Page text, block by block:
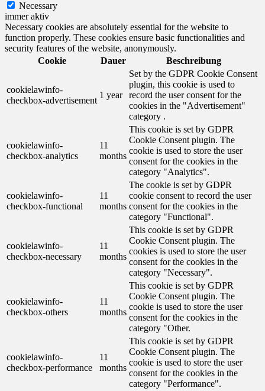
Necessary
immer aktiv
Necessary cookies are absolutely essential for the website to
function properly. These cookies ensure basic functionalities and
security features of the website, anonymously.
Cookie
Dauer Beschreibung
cookielawinfo-
checkbox-advertisement
1 year
Set by the GDPR Cookie Consent
plugin, this cookie is used to
record the user consent for the
cookies in the "Advertisement"
category .
cookielawinfo-
checkbox-analytics
11
months
This cookie is set by GDPR
Cookie Consent plugin. The
cookie is used to store the user
consent for the cookies in the
category "Analytics".
cookielawinfo-
checkbox-functional
11
months
The cookie is set by GDPR
cookie consent to record the user
consent for the cookies in the
category "Functional".
cookielawinfo-
checkbox-necessary
11
months
This cookie is set by GDPR
Cookie Consent plugin. The
cookies is used to store the user
consent for the cookies in the
category "Necessary".
cookielawinfo-
checkbox-others
11
months
This cookie is set by GDPR
Cookie Consent plugin. The
cookie is used to store the user
consent for the cookies in the
category "Other.
cookielawinfo-
checkbox-performance
11
months
This cookie is set by GDPR
Cookie Consent plugin. The
cookie is used to store the user
consent for the cookies in the
category "Performance".